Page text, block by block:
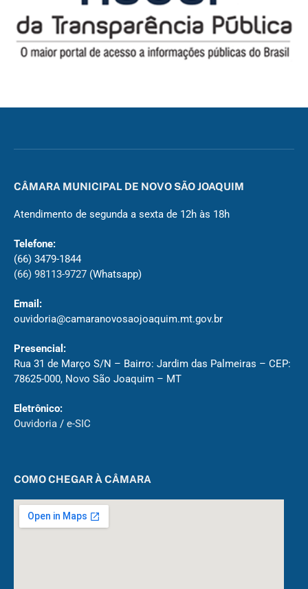
CÂMARA MUNICIPAL DE NOVO SÃO JOAQUIM
Atendimento de segunda a sexta de 12h às 18h
Telefone:
(66) 3479-1844
(66) 98113-9727 (Whatsapp)
Email:
ouvidoria@camaranovosaojoaquim.mt.gov.br
Presencial:
Rua 31 de Março S/N – Bairro: Jardim das Palmeiras – CEP:
78625-000, Novo São Joaquim – MT
Eletrônico:
Ouvidoria / e-SIC
COMO CHEGAR À CÂMARA